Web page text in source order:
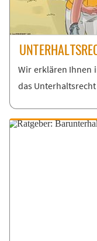
Wir er­klä­ren Ih­nen
das